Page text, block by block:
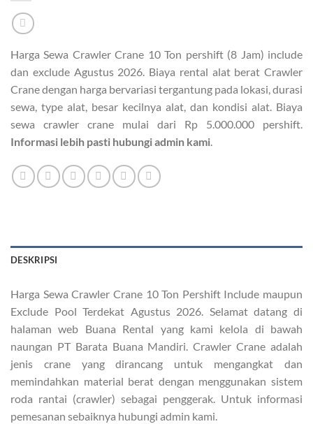
Harga Sewa Crawler Crane 10 Ton pershift (8 Jam) include
dan exclude Agustus 2026. Biaya rental alat berat Crawler
Crane dengan harga bervariasi tergantung pada lokasi, durasi
sewa, type alat, besar kecilnya alat, dan kondisi alat. Biaya
sewa crawler crane mulai dari Rp 5.000.000 pershift.
Informasi lebih pasti hubungi admin kami.
DESKRIPSI
Harga Sewa Crawler Crane 10 Ton Pershift Include maupun
Exclude Pool Terdekat Agustus 2026. Selamat datang di
halaman web Buana Rental yang kami kelola di bawah
naungan PT Barata Buana Mandiri. Crawler Crane adalah
jenis crane yang dirancang untuk mengangkat dan
memindahkan material berat dengan menggunakan sistem
roda rantai (crawler) sebagai penggerak. Untuk informasi
pemesanan sebaiknya hubungi admin kami.